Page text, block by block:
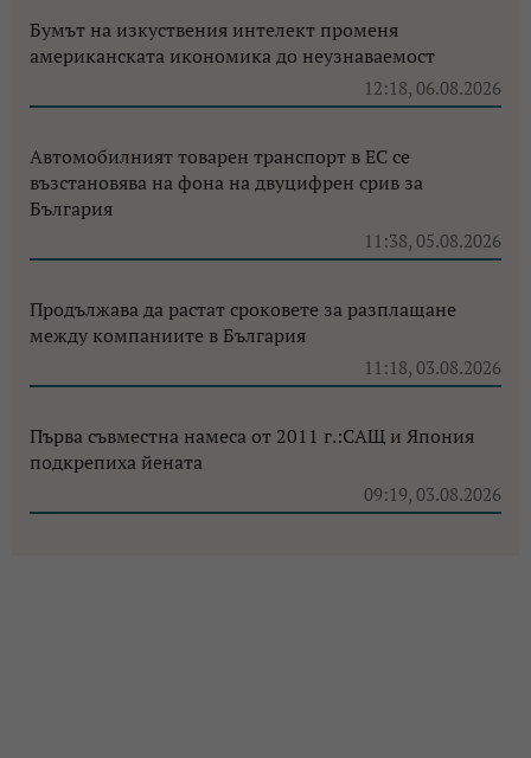
Бумът на изкуствения интелект променя
американската икономика до неузнаваемост
12:18, 06.08.2026
Автомобилният товарен транспорт в ЕС се
възстановява на фона на двуцифрен срив за
България
11:38, 05.08.2026
Продължава да растат сроковете за разплащане
между компаниите в България
11:18, 03.08.2026
Първа съвместна намеса от 2011 г.:САЩ и Япония
подкрепиха йената
09:19, 03.08.2026